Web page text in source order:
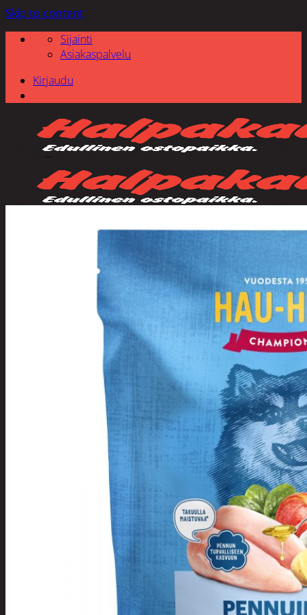
Skip to content
Sijainti
Asiakaspalvelu
Kirjaudu
Tuotevalikoima
Poistotuotteet
Kausituotteet
Joulu
Joulu- ja kausivalot
Eläimet ja
tontut
Kyntteliköt
Valoketjut ja
kuusenvalot
Joulukoristeet
Kranssit ja
asetelmat
Tontut ja
muut
Joulutekstiilit
Paketointi
Marjastus
Päivittäistavarat